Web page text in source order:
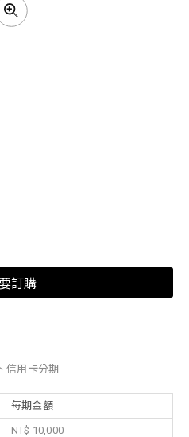
訂購
信用卡分期
每期金額
NT$ 10,000